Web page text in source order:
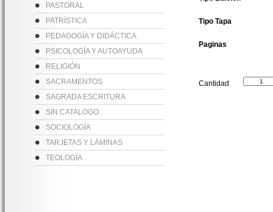
PASTORAL
PATRÍSTICA
PEDAGOGÍA Y DIDÁCTICA
PSICOLOGÍA Y AUTOAYUDA
RELIGIÓN
SACRAMENTOS
SAGRADA ESCRITURA
SIN CATALOGO
SOCIOLOGÍA
TARJETAS Y LÁMINAS
TEOLOGÍA
Tipo Tapa
Paginas
Cantidad